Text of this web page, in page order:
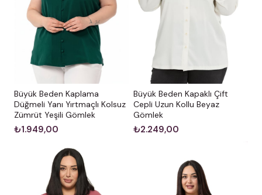
Büyük Beden Kaplama
Düğmeli Yanı Yırtmaçlı Kolsuz
Zümrüt Yeşili Gömlek
₺1.949,00
Büyük Beden Kapaklı Çift
Cepli Uzun Kollu Beyaz
Gömlek
₺2.249,00